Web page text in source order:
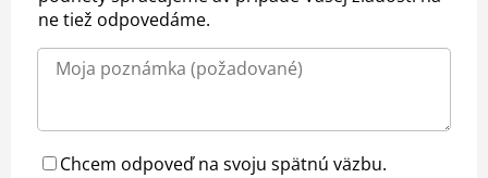
ne tiež odpovedáme.
Chcem odpoveď na svoju spätnú väzbu.